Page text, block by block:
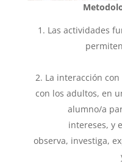
Las actividades
La interacción
con los adultos, en
alumno/a
intereses, y
observa, investiga,